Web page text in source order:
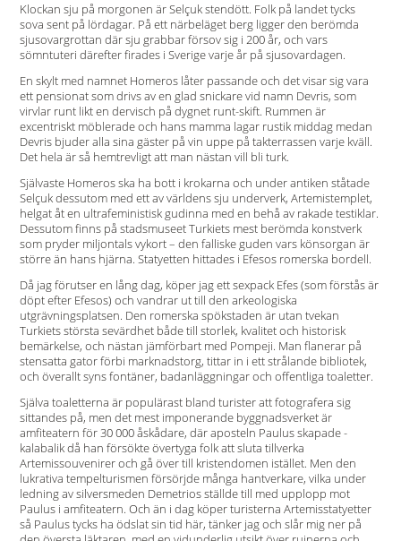
Klockan sju på morgonen är Selçuk stendött. Folk på landet tycks
sova sent på lördagar. På ett närbeläget berg ligger den berömda
sjusovargrottan där sju grabbar försov sig i 200 år, och vars
sömntuteri därefter firades i Sverige varje år på sjusovardagen.
En skylt med namnet Homeros låter passande och det visar sig vara
ett pensionat som drivs av en glad snickare vid namn Devris, som
virvlar runt likt en dervisch på dygnet runt-skift. Rummen är
excentriskt möblerade och hans mamma lagar rustik middag medan
Devris bjuder alla sina gäster på vin uppe på takterrassen varje kväll.
Det hela är så hemtrevligt att man nästan vill bli turk.
Självaste Homeros ska ha bott i krokarna och under antiken ståtade
Selçuk dessutom med ett av världens sju underverk, Arte­mistemplet,
helgat åt en ultrafeministisk gudinna med en behå av rakade testiklar.
Dessutom finns på stadsmuseet Turkiets mest berömda konstverk
som pryder miljontals vykort – den falliske guden vars könsorgan är
större än hans hjärna. Statyetten hittades i Efesos romerska bordell.
Då jag förutser en lång dag, köper jag ett sexpack Efes (som förstås är
döpt efter Efesos) och vandrar ut till den arkeologiska
utgrävningsplatsen. Den romerska spökstaden är utan tvekan
Turkiets största sevärdhet både till storlek, kvalitet och historisk
bemärkelse, och nästan jämförbart med Pompeji. Man ­flanerar på
stensatta gator förbi marknadstorg, tittar in i ett strålande ­bibliotek,
och överallt syns fontäner, badanläggningar och ­offentliga toaletter.
Själva toaletterna är populärast bland turister att fotografera sig
sittandes på, men det mest imponerande byggnadsverket är
amfiteatern för 30 000 åskådare, där aposteln Paulus skapade ­
kalabalik då han försökte övertyga folk att sluta tillverka
Artemissouvenirer och gå över till kristendomen istället. Men den
lukrativa tempelturismen försörjde många hantverkare, vilka under
ledning av silversmeden Demetrios ställde till med upplopp mot
Paulus i amfiteatern. Och än i dag köper turisterna Artemis­statyetter
så Paulus tycks ha ödslat sin tid här, tänker jag och slår mig ner på